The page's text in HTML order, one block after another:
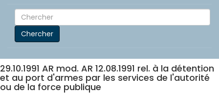
Chercher
29.10.1991 AR mod. AR 12.08.1991 rel. à la détention
et au port d'armes par les services de l'autorité
ou de la force publique